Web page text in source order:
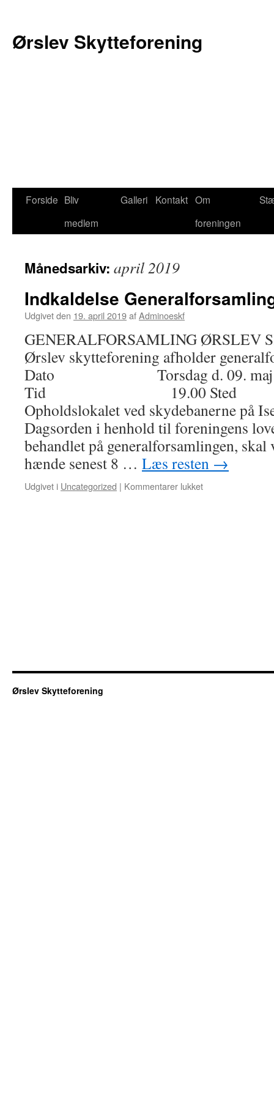
Ørslev Skytteforening
Hop
Forside Bliv
medlem
Galleri Kontakt Om
foreningen
Månedsarkiv: april 2019
Indkaldelse
Udgivet den 19. april 2019afAdminoeskf
GENERALFORSAMLING ØRSLEV
Ørslev skytteforening afholder
Dato Torsdag d. 09. maj
Tid 19.00
Opholdslokalet ved skydebanerne på
Dagsorden i henhold til foreningens
behandlet på generalforsamlingen,
hænde senest 8 … Læs resten →
Udgivet i Uncategorized | Kommentarer lukket
Ørslev Skytteforening